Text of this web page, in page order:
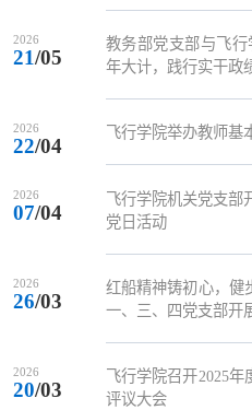
2026
21/05
教务部党支部与飞
年大计，践行实干政
2026
22/04
飞行学院举办教师
2026
07/04
飞行学院机关党支
党日活动
2026
26/03
红船精神铸初心，
一、三、四党支部开
2026
20/03
飞行学院召开2025
评议大会